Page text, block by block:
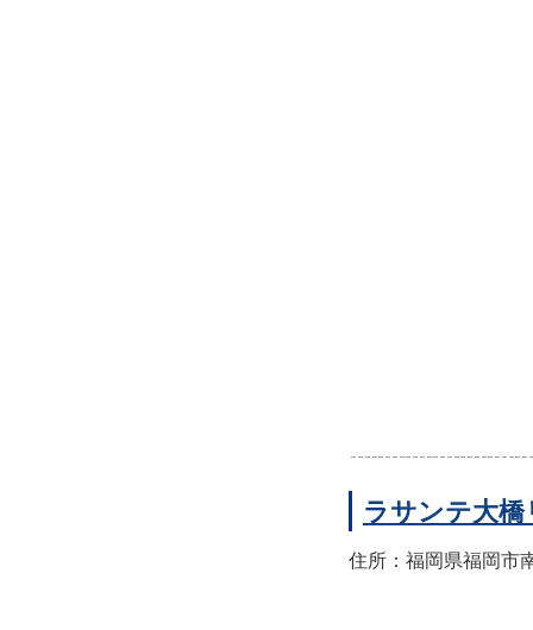
ラサンテ大
住所：福岡県福岡市